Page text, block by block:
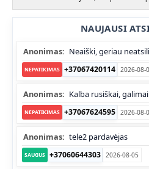
NAUJAUSI
Anonimas: Neaiški, geriau
NEPATIKIMAS +37067420114 2026-08-
Anonimas: Kalba rusiškai,
NEPATIKIMAS +37067624595 2026-08-
Anonimas: tele2 pardavėjas
SAUGUS +37060644303 2026-08-05